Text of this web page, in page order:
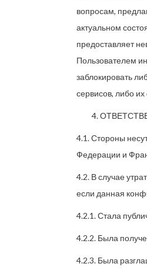
вопросам,
актуальном
предоставляет
Пользователем
заблокировать
сервисов, либо
4.1. Стороны
Федерации и
4.2. В случае
если данная
4.2.1. Стала
4.2.2. Была
4.2.3. Была